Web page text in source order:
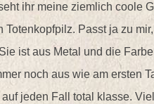
ihr meine ziemlich coole
Totenkopfpilz. Passt ja zu
ist aus Metal und die
noch aus wie am ersten
jeden Fall total klasse.